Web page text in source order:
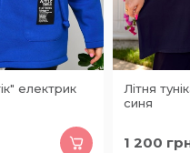
електрик
Літня
синя
1 200